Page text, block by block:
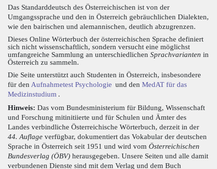
Das Standarddeutsch des Österreichischen ist von der
Umgangssprache und den in Österreich gebräuchlichen Dialekten,
wie den bairischen und alemannischen, deutlich abzugrenzen.
Dieses Online Wörterbuch der österreichischen Sprache definiert
sich nicht wissenschaftlich, sondern versucht eine möglichst
umfangreiche Sammlung an unterschiedlichen Sprachvarianten in
Österreich zu sammeln.
Die Seite unterstützt auch Studenten in Österreich, insbesondere
für den Aufnahmetest Psychologie und den MedAT für das
Medizinstudium .
Hinweis: Das vom Bundesministerium für Bildung, Wissenschaft
und Forschung mitinitiierte und für Schulen und Ämter des
Landes verbindliche Österreichische Wörterbuch, derzeit in der
44. Auflage verfügbar, dokumentiert das Vokabular der deutschen
Sprache in Österreich seit 1951 und wird vom Österreichischen
Bundesverlag (ÖBV) herausgegeben. Unsere Seiten und alle damit
verbundenen Dienste sind mit dem Verlag und dem Buch